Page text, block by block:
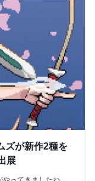
ズが新作2種を
展